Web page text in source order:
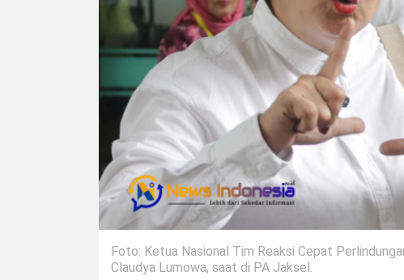
Foto: Ketua Nasional Tim Reaksi Cepat
Claudya Lumowa, saat di PA Jaksel.